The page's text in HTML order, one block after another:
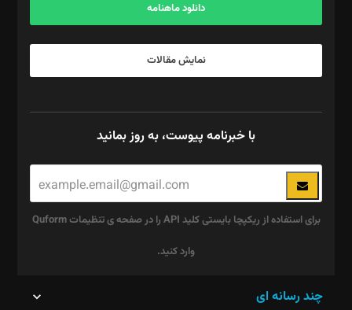
دانلود ماهنامه
نمایش مقالات
با خبرنامه پیوست، به روز بمانید
برای استفاده از ریکپچا بایستی کلید API را در صفحه ی تنظیمات Quform
وارد کنید.
چند رسانه ای